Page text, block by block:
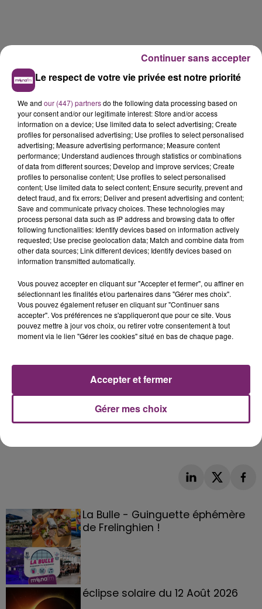
Il est ensuite remonté sur scène mais sans fans autour
de lui.
Cet incident s'est produit jeudi soir alors qu'il
interprétait "Saturday Night's Alright". Comme il en a
l'habitude, il avait convié des fans à le rejoindre à
l'occasion de ce morceau.
La Bulle - Guinguette éphémère
de Frelinghien !
éclipse solaire du 12 Août 2026
Le respect de votre vie privée est notre priorité
We and our (447) partnersdo the following data processing based on
your consent and/or our legitimate interest: Store and/or access
information on a device; Use limited data to select advertising; Create
profiles for personalised advertising; Use profiles to select personalised
advertising; Measure advertising performance; Measure content
performance; Understand audiences through statistics or combinations
of data from different sources; Develop and improve services; Create
profiles to personalise content; Use profiles to select personalised
content; Use limited data to select content; Ensure security, prevent and
detect fraud, and fix errors; Deliver and present advertising and content;
Save and communicate privacy choices. These technologies may
process personal data such as IP address and browsing data to offer
following functionalities: Identify devices based on information actively
requested; Use precise geolocation data; Match and combine data from
other data sources; Link different devices; Identify devices based on
information transmitted automatically.
Vous pouvez accepter en cliquant sur "Accepter et fermer", ou affiner en
sélectionnant les finalités et/ou partenaires dans "Gérer mes choix".
Vous pouvez également refuser en cliquant sur "Continuer sans
accepter". Vos préférences ne s'appliqueront que pour ce site. Vous
pouvez mettre à jour vos choix, ou retirer votre consentement à tout
moment via le lien "Gérer les cookies" situé en bas de chaque page.
Gérer mes choix
Accepter et fermer
Continuer sans accepter